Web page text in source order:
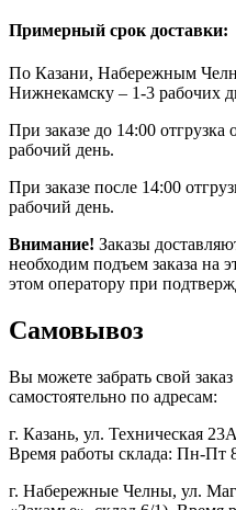
Примерный срок доставки:
По Казани, Набережным
Нижнекамску – 1-3 рабочих
При заказе до 14:00
рабочий день.
При заказе после 14:00
рабочий день.
Внимание! Заказы
необходим подъем заказа на
этом оператору при
Самовывоз
Вы можете забрать свой
самостоятельно по адресам:
г. Казань, ул. Техническая
Время работы склада: Пн-Пт
г. Набережные Челны, ул.